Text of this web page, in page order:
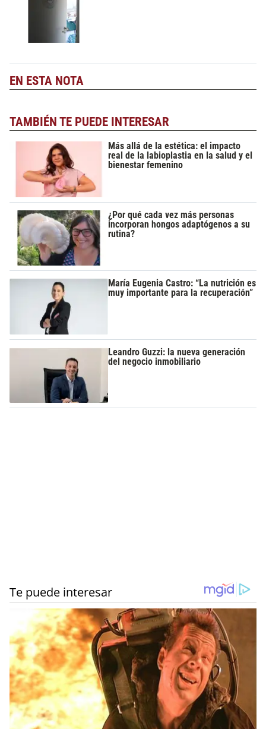
EN ESTA NOTA
TAMBIÉN TE PUEDE INTERESAR
Más allá de la estética: el impacto
real de la labioplastia en la salud y el
bienestar femenino
¿Por qué cada vez más personas
incorporan hongos adaptógenos a su
rutina?
María Eugenia Castro: “La nutrición es
muy importante para la recuperación”
Leandro Guzzi: la nueva generación
del negocio inmobiliario